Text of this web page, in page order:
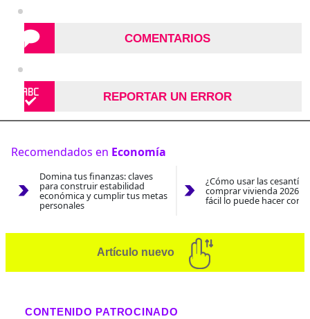
COMENTARIOS
REPORTAR UN ERROR
Recomendados en Economía
Domina tus finanzas: claves
para construir estabilidad
económica y cumplir tus metas
personales
¿Cómo usar las
comprar vivienda 2026?
fácil lo puede hacer con
Artículo nuevo
CONTENIDO PATROCINADO